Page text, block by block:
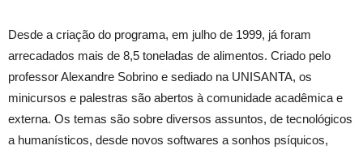
Desde a criação do programa, em julho de 1999, já foram
arrecadados mais de 8,5 toneladas de alimentos. Criado pelo
professor Alexandre Sobrino e sediado na UNISANTA, os
minicursos e palestras são abertos à comunidade acadêmica e
externa. Os temas são sobre diversos assuntos, de tecnológicos
a humanísticos, desde novos softwares a sonhos psíquicos,